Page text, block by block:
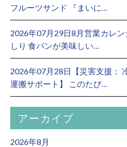
フルーツサンド 『まいに…
2026年07月29日8月営業カレ
しり 食パンが美味しい…
2026年07月28日【災害支援：
運搬サポート】 このたび…
アーカイブ
2026年8月